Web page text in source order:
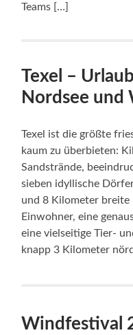
Teams […]
Texel –
Nordsee und
Texel ist die größte
kaum zu überbieten:
Sandstrände,
sieben idyllische
und 8 Kilometer breite
Einwohner, eine
eine vielseitige Tier-
knapp 3 Kilometer
Windfestival